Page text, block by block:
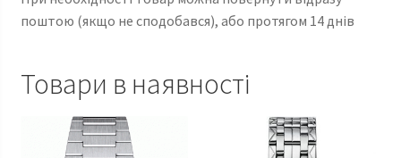
поштою (якщо не сподобався), або протягом 14 днів
Товари в наявності